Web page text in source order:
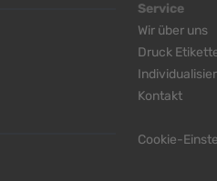
Service
Wir über uns
Druck
Kontakt
Cookie-